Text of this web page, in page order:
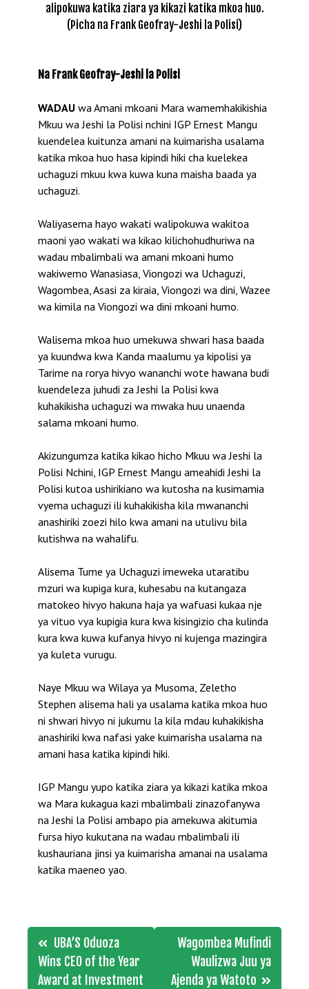
alipokuwa katika ziara ya kikazi katika mkoa huo.
(Picha na Frank Geofray-Jeshi la Polisi)
Na Frank Geofray-Jeshi la Polisi
WADAU wa Amani mkoani Mara wamemhakikishia
Mkuu wa Jeshi la Polisi nchini IGP Ernest Mangu
kuendelea kuitunza amani na kuimarisha usalama
katika mkoa huo hasa kipindi hiki cha kuelekea
uchaguzi mkuu kwa kuwa kuna maisha baada ya
uchaguzi.
Waliyasema hayo wakati walipokuwa wakitoa
maoni yao wakati wa kikao kilichohudhuriwa na
wadau mbalimbali wa amani mkoani humo
wakiwemo Wanasiasa, Viongozi wa Uchaguzi,
Wagombea, Asasi za kiraia, Viongozi wa dini, Wazee
wa kimila na Viongozi wa dini mkoani humo.
Walisema mkoa huo umekuwa shwari hasa baada
ya kuundwa kwa Kanda maalumu ya kipolisi ya
Tarime na rorya hivyo wananchi wote hawana budi
kuendeleza juhudi za Jeshi la Polisi kwa
kuhakikisha uchaguzi wa mwaka huu unaenda
salama mkoani humo.
Akizungumza katika kikao hicho Mkuu wa Jeshi la
Polisi Nchini, IGP Ernest Mangu ameahidi Jeshi la
Polisi kutoa ushirikiano wa kutosha na kusimamia
vyema uchaguzi ili kuhakikisha kila mwananchi
anashiriki zoezi hilo kwa amani na utulivu bila
kutishwa na wahalifu.
Alisema Tume ya Uchaguzi imeweka utaratibu
mzuri wa kupiga kura, kuhesabu na kutangaza
matokeo hivyo hakuna haja ya wafuasi kukaa nje
ya vituo vya kupigia kura kwa kisingizio cha kulinda
kura kwa kuwa kufanya hivyo ni kujenga mazingira
ya kuleta vurugu.
Naye Mkuu wa Wilaya ya Musoma, Zeletho
Stephen alisema hali ya usalama katika mkoa huo
ni shwari hivyo ni jukumu la kila mdau kuhakikisha
anashiriki kwa nafasi yake kuimarisha usalama na
amani hasa katika kipindi hiki.
IGP Mangu yupo katika ziara ya kikazi katika mkoa
wa Mara kukagua kazi mbalimbali zinazofanywa
na Jeshi la Polisi ambapo pia amekuwa akitumia
fursa hiyo kukutana na wadau mbalimbali ili
kushauriana jinsi ya kuimarisha amanai na usalama
katika maeneo yao.
Post
navigation
UBA’S Oduoza
Wins CEO of the Year
Award at Investment
Wagombea Mufindi
Waulizwa Juu ya
Ajenda ya Watoto